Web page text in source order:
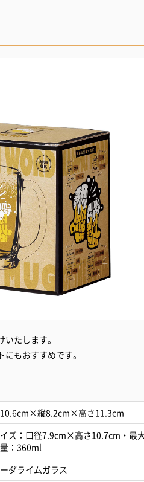
たします。
もおすすめです。
縦8.2cm×高さ11.3cm
ズ：口径7.9cm×高さ10.7cm・最
：360ml
ダライムガラス